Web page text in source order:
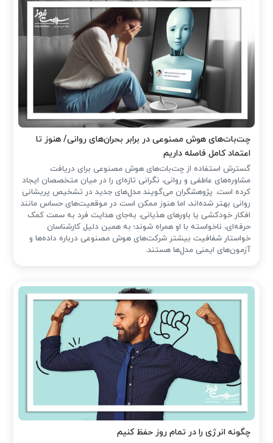
چت‌بات‌های هوش مصنوعی در برابر بحران‌های روانی/ هنوز تا
اعتماد کامل فاصله داریم
گسترش استفاده از چت‌بات‌های هوش مصنوعی برای دریافت
مشاوره‌های عاطفی و روانی، نگرانی تازه‌ای را در میان متخصصان ایجاد
کرده است. پژوهشگران می‌گویند مدل‌های جدید در تشخیص پریشانی
روانی بهتر شده‌اند، اما هنوز ممکن است در موقعیت‌های حساس مانند
افکار خودکشی یا باورهای هذیانی، به‌جای هدایت فرد به سمت کمک
حرفه‌ای، ناخواسته با او همراه شوند؛ به همین دلیل کارشناسان
خواستار شفافیت بیشتر شرکت‌های هوش مصنوعی درباره داده‌ها و
آزمون‌های ایمنی مدل‌ها هستند.
چگونه انرژی را در تمام روز حفظ کنیم